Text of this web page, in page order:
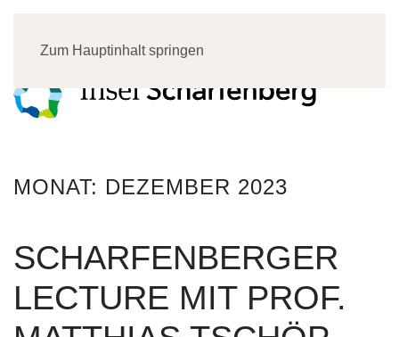
Zum Hauptinhalt springen
MONAT: DEZEMBER 2023
SCHARFENBERGER
LECTURE MIT PROF.